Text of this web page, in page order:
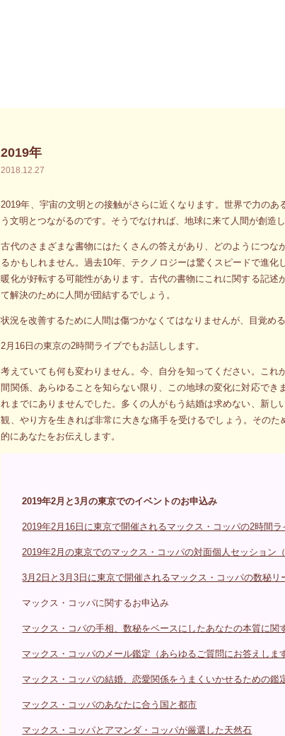
2019年
2018.12.27
2019年、宇宙の文明との接触がさらに近くなります。世界で力の
う文明とつながるのです。そうでなければ、地球に来て人間が創造
古代のさまざまな書物にはたくさんの答えがあり、どのようにつ
るかもしれません。過去10年、テクノロジーは驚くスピードで進
暖化が好転する可能性があります。古代の書物にこれに関する記
て解決のために人間が団結するでしょう。
状況を改善するために人間は傷つかなくてはなりませんが、目覚め
2月16日の東京の2時間ライブでもお話しします。
考えていても何も変わりません。今、自分を知ってください。こ
間関係、あらゆることを知らない限り、この地球の変化に対応で
れまでにありませんでした。多くの人がもう結婚は求めない、新
観、やり方を生きれば非常に大きな痛手を受けるでしょう。その
的にあなたをお伝えします。
2019年2月と3月の東京でのイベントのお申込み
2019年2月16日に東京で開催されるマックス・コッパの2時間
2019年2月の東京でのマックス・コッパの対面個人セッション
3月2日と3月3日に東京で開催されるマックス・コッパの数秘
マックス・コッパに関するお申込み
マックス・コパの手相、数秘をベースにしたあなたの本質に関
マックス・コッパのメール鑑定（あらゆるご質問にお答えしま
マックス・コッパの結婚、恋愛関係をうまくいかせるための鑑
マックス・コッパのあなたに合う国と都市
マックス・コッパとアマンダ・コッパが厳選した天然石